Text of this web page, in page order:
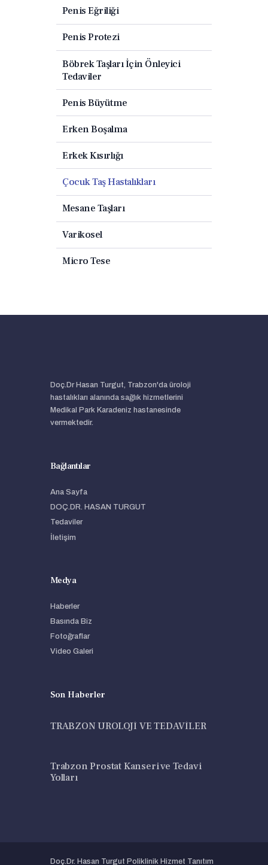
Penis Eğriliği
Penis Protezi
Böbrek Taşları İçin Önleyici
Tedaviler
Penis Büyütme
Erken Boşalma
Erkek Kısırlığı
Çocuk Taş Hastalıkları
Mesane Taşları
Varikosel
Micro Tese
Doç.Dr Hasan Turgut, Trabzon'da üroloji
hastalıkları alanında sağlık hizmetlerini
Medikal Park Karadeniz hastanesinde
vermektedir.
Bağlantılar
Ana Sayfa
DOÇ.DR. HASAN TURGUT
Tedaviler
İletişim
Medya
Haberler
Basında Biz
Fotoğraflar
Video Galeri
Son Haberler
TRABZON ÜROLOJİ VE TEDAVİLER
Trabzon Prostat Kanseri ve Tedavi
Yolları
Doç.Dr. Hasan Turgut Poliklinik Hizmet Tanıtım